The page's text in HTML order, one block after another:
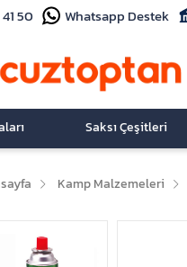
50 Whatsapp Destek
Saksı Çeşitleri
Kamp Malzemeleri